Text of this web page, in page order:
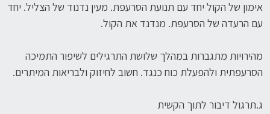
אימון של הקול יחד עם תנועת הסרעפת. מעין נדנוד של הצליל. יחד
עם הרעדה של הסרעפת. מנדנד את הקול.
מהירויות מתגברות במהלך שלושת התרגילים לשיפור התמיכה
הסרעפתית ולהפעלת כוח כנגד. חשוב לחיזוק ולבריאות המיתרים.
ג.תרגול דיבור לתוך הקשית